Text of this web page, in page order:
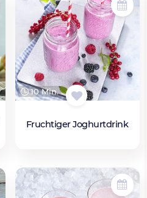
10 Min.
Fruchtiger Joghurtdrink